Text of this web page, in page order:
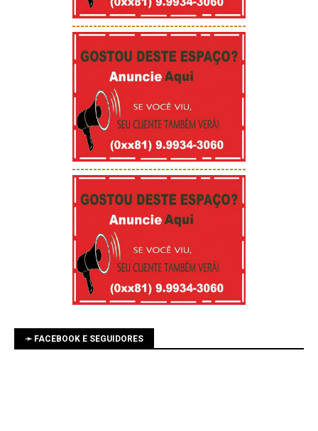
-----------------------------------------
-----------------------------------------
➛ FACEBOOK E SEGUIDORES